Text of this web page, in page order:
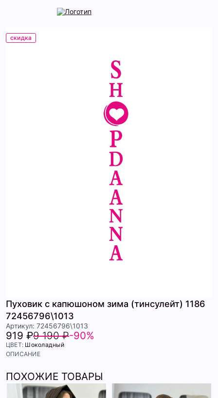
скидка
Пуховик с капюшоном зима (тинсулейт) 1186
72456796\1013
Артикул: 72456796\1013
919 ₽9 190 ₽-90%
ЦВЕТ: Шоколадный
ОПИСАНИЕ
ПОХОЖИЕ ТОВАРЫ